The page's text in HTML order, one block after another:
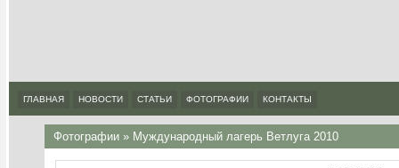
ГЛАВНАЯ НОВОСТИ СТАТЬИ ФОТОГРАФИИ КОНТАКТЫ
Фотографии » Муждународный лагерь Ветлуга 2010